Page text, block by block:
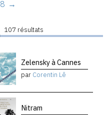
8 →
107 résultats
Zelensky à Cannes
par Corentin Lê
Nitram